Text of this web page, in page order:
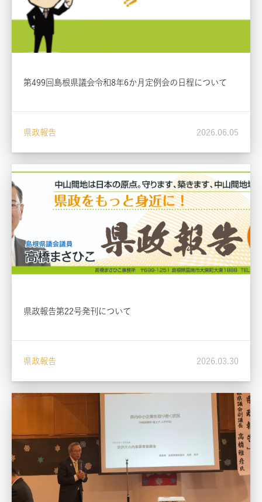
第499回島根県議会令和8年6か月定例会の日程について
県政報告 2026.06.05
県政報告第22号発刊について
県政報告 2026.03.30